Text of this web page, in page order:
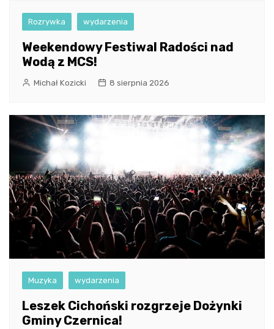
Rozrywka wydarzenia
Weekendowy Festiwal Radości nad
Wodą z MCS!
Michał Kozicki 8 sierpnia 2026
Muzyka wydarzenia
Leszek Cichoński rozgrzeje Dożynki
Gminy Czernica!